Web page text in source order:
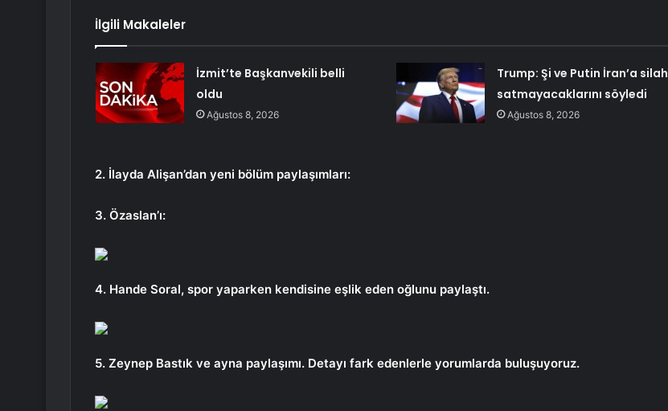
İlgili Makaleler
İzmit’te Başkanvekili belli
oldu
Ağustos 8, 2026
Trump: Şi ve Putin İran’a silah
satmayacaklarını söyledi
Ağustos 8, 2026
2. İlayda Alişan’dan yeni bölüm paylaşımları:
3. Özaslan’ı:
4. Hande Soral, spor yaparken kendisine eşlik eden oğlunu paylaştı.
5. Zeynep Bastık ve ayna paylaşımı. Detayı fark edenlerle yorumlarda buluşuyoruz.